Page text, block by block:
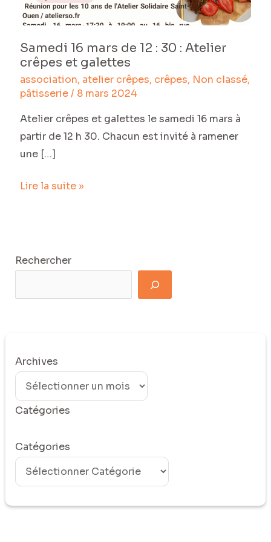
Samedi 16 mars de 12 : 30 : Atelier
crêpes et galettes
association, atelier crêpes, crêpes, Non classé,
pâtisserie/ 8 mars 2024
Atelier crêpes et galettes le samedi 16 mars à
partir de 12 h 30. Chacun est invité à ramener
une […]
30
Atelier
crêpes
et
Lire la suite »
Rechercher
Archives
Catégories
Catégories